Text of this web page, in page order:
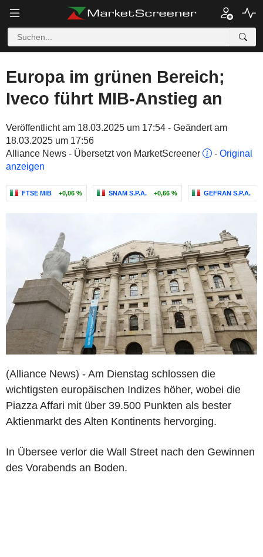
Europa im grünen Bereich;
Iveco führt MIB-Anstieg an
Veröffentlicht am 18.03.2025 um 17:54 - Geändert am
18.03.2025 um 17:56
Alliance News - Übersetzt von MarketScreener
- Original
anzeigen
FTSE MIB +0,06 % SNAM S.P.A. +0,66 % GEFRAN S.P.A.
(Alliance News) - Am Dienstag schlossen die
wichtigsten europäischen Indizes höher, wobei die
Piazza Affari mit über 39.500 Punkten als bester
Aktienmarkt des Alten Kontinents hervorging.
In Übersee verlor die Wall Street nach den Gewinnen
des Vorabends an Boden.